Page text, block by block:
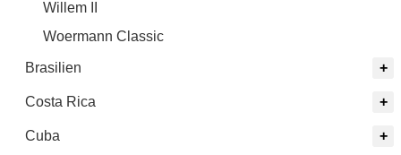
Willem II
Woermann Classic
Brasilien
Costa Rica
Cuba